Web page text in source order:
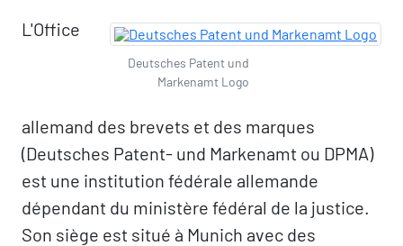
Deutsches Patent und
Markenamt Logo
L'Office
allemand des brevets et des marques
(Deutsches Patent- und Markenamt ou DPMA)
est une institution fédérale allemande
dépendant du ministère fédéral de la justice.
Son siège est situé à Munich avec des